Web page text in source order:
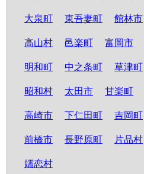
大泉町 東吾妻町 館林市
高山村 邑楽町 富岡市
明和町 中之条町 草津町
昭和村 太田市 甘楽町
高崎市 下仁田町 吉岡町
前橋市 長野原町 片品村
嬬恋村